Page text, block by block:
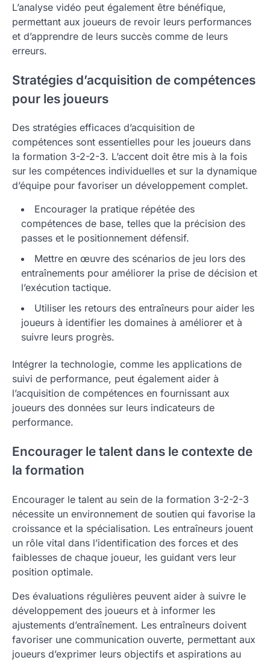
L’analyse vidéo peut également être bénéfique,
permettant aux joueurs de revoir leurs performances
et d’apprendre de leurs succès comme de leurs
erreurs.
Stratégies d’acquisition de compétences
pour les joueurs
Des stratégies efficaces d’acquisition de
compétences sont essentielles pour les joueurs dans
la formation 3-2-2-3. L’accent doit être mis à la fois
sur les compétences individuelles et sur la dynamique
d’équipe pour favoriser un développement complet.
Encourager la pratique répétée des
compétences de base, telles que la précision des
passes et le positionnement défensif.
Mettre en œuvre des scénarios de jeu lors des
entraînements pour améliorer la prise de décision et
l’exécution tactique.
Utiliser les retours des entraîneurs pour aider les
joueurs à identifier les domaines à améliorer et à
suivre leurs progrès.
Intégrer la technologie, comme les applications de
suivi de performance, peut également aider à
l’acquisition de compétences en fournissant aux
joueurs des données sur leurs indicateurs de
performance.
Encourager le talent dans le contexte de
la formation
Encourager le talent au sein de la formation 3-2-2-3
nécessite un environnement de soutien qui favorise la
croissance et la spécialisation. Les entraîneurs jouent
un rôle vital dans l’identification des forces et des
faiblesses de chaque joueur, les guidant vers leur
position optimale.
Des évaluations régulières peuvent aider à suivre le
développement des joueurs et à informer les
ajustements d’entraînement. Les entraîneurs doivent
favoriser une communication ouverte, permettant aux
joueurs d’exprimer leurs objectifs et aspirations au